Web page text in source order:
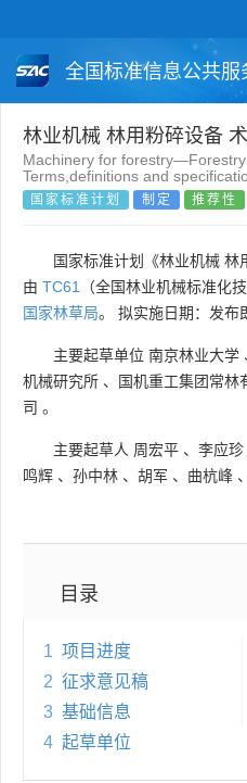
全国标准信息公共服
国家标准 行业
团体标准 企业
林业机械 林用粉碎设备
Machinery for
Terms,definitions and
国家标准计划 制定 推荐性
国家标准计划《林业机械 林
由 TC61
（全国林业机械标准化
国家林草局。 拟实施日期：发布
主要起草单位 南京林业大学
机械研究所 、 国机重工集团常林
司 。
主要起草人 周宏平 、 李应珍
鸣辉 、 孙中林 、 胡军 、 曲杭峰 、
目录
1 项目进度
2 征求意见稿
3 基础信息
4 起草单位